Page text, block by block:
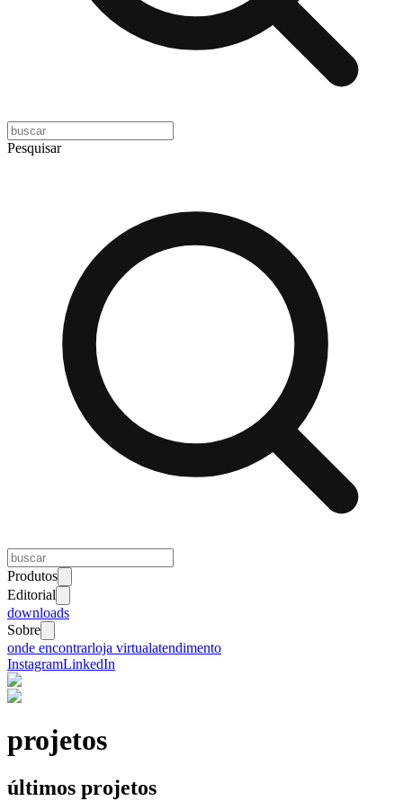
Pesquisar
Produtos
Editorial
downloads
Sobre
onde encontrarloja virtualatendimento
InstagramLinkedIn
projetos
últimos projetos